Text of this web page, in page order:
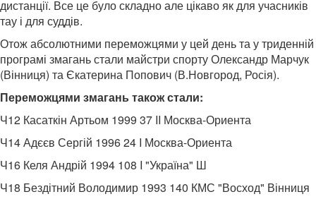
дистанції. Все це було складно але цікаво як для учасників
тау і для суддів.
Отож абсолютними переможцями у цей день та у триденній
програмі змагань стали майстри спорту Олександр Марчук
(Вінниця) та Єкатерина Попович (В.Новгород, Росія).
Переможцями змагань також стали:
Ч12 Касаткін Артьом 1999 37 II Москва-Ориента
Ч14 Адєєв Сергій 1996 24 I Москва-Ориента
Ч16 Келя Андрій 1994 108 I "Україна" Ш
Ч18 Бездітний Володимир 1993 140 КМС "Восход" Вінниця